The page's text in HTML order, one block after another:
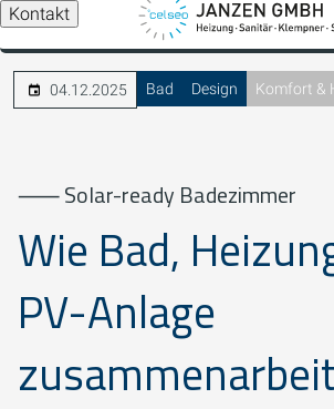
Kontakt
04.12.2025 Bad Design Komfort &
⸺ Solar-ready Badezimmer
Wie Bad,
PV-Anlage